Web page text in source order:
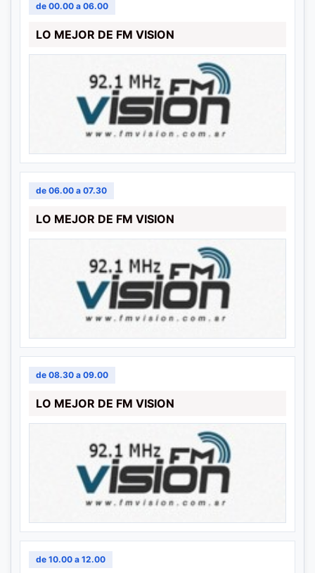
de 00.00 a 06.00
LO MEJOR DE FM VISION
de 06.00 a 07.30
LO MEJOR DE FM VISION
de 08.30 a 09.00
LO MEJOR DE FM VISION
de 10.00 a 12.00